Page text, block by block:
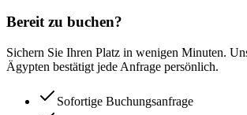
Bereit zu buchen?
Sichern Sie Ihren Platz in wenigen Minuten.
Ägypten bestätigt jede Anfrage persönlich.
Sofortige Buchungsanfrage